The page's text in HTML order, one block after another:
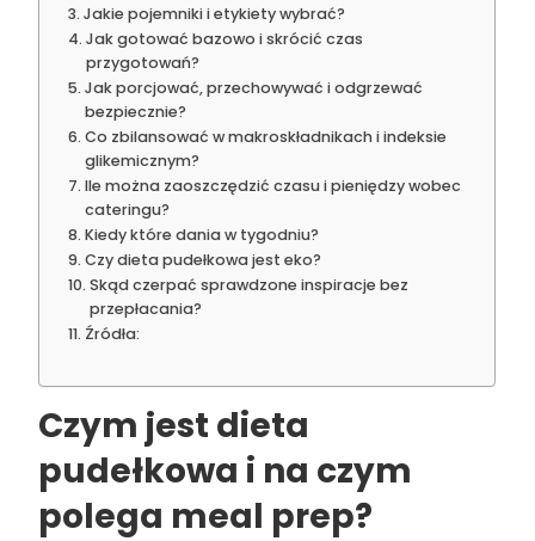
Jakie pojemniki i etykiety wybrać?
Jak gotować bazowo i skrócić czas
przygotowań?
Jak porcjować, przechowywać i odgrzewać
bezpiecznie?
Co zbilansować w makroskładnikach i indeksie
glikemicznym?
Ile można zaoszczędzić czasu i pieniędzy wobec
cateringu?
Kiedy które dania w tygodniu?
Czy dieta pudełkowa jest eko?
Skąd czerpać sprawdzone inspiracje bez
przepłacania?
Źródła:
Czym jest dieta
pudełkowa i na czym
polega meal prep?